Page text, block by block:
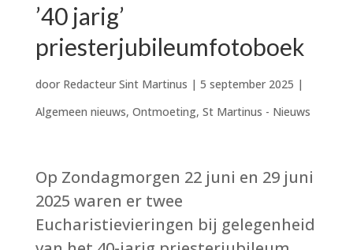
’40 jarig’
priesterjubileumfotoboek
door Redacteur Sint Martinus | 5 september 2025 |
Algemeen nieuws, Ontmoeting, St Martinus - Nieuws
Op Zondagmorgen 22 juni en 29 juni
2025 waren er twee
Eucharistievieringen bij gelegenheid